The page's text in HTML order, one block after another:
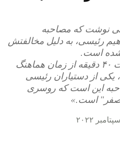
نوشت کە مصاحبه
رئیسی، به دلیل مخالفتش
شده است.
- امانپور نوشتە: «با گذشت ۴۰ دقیقه از زمان هماهنگ‌
از دستیاران رئیسی
این است که روسری
صفر" است.»